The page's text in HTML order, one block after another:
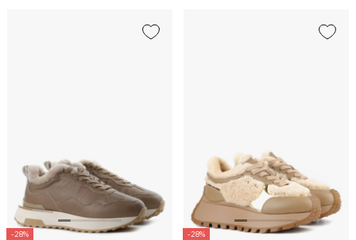
-28% -28%